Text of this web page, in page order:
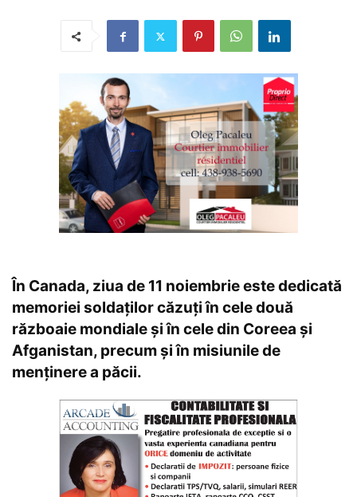
În Canada, ziua de 11 noiembrie este dedicată
memoriei soldaților căzuți în cele două
războaie mondiale și în cele din Coreea și
Afganistan, precum și în misiunile de
menținere a păcii.